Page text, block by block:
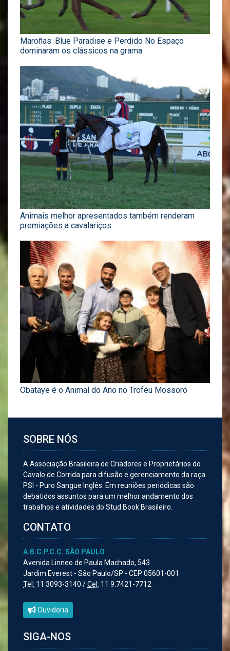
Maroñas: Blue Paradise e Perdido No Espaço
dominaram os clássicos na grama
Animais melhor apresentados também renderam
premiações a cavalariços
Obataye é o Animal do Ano no Troféu Mossoró
SOBRE NÓS
A Associação Brasileira de Criadores e Proprietários do
Cavalo de Corrida para difusão e gerenciamento da raça
PSI - Puro Sangue Inglês. Em reuniões periódicas são
debatidos assuntos para um melhor andamento dos
trabalhos e atividades do Stud Book Brasileiro.
CONTATO
A.B.C.P.C.C. SÃO PAULO
Avenida Linneo de Paula Machado, 543
Jardim Everest - São Paulo/SP - CEP 05601-001
Tel: 11 3093-3140 /Cel: 11 9.7421-7712
Ouvidoria
SIGA-NOS